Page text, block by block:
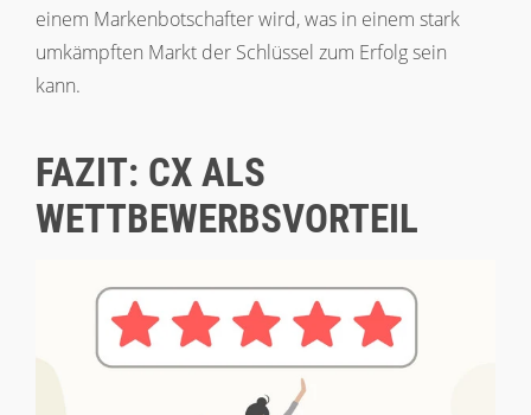
einem Markenbotschafter wird, was in einem stark
umkämpften Markt der Schlüssel zum Erfolg sein
kann.
FAZIT: CX ALS
WETTBEWERBSVORTEIL